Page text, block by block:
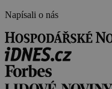
Napísali o nás